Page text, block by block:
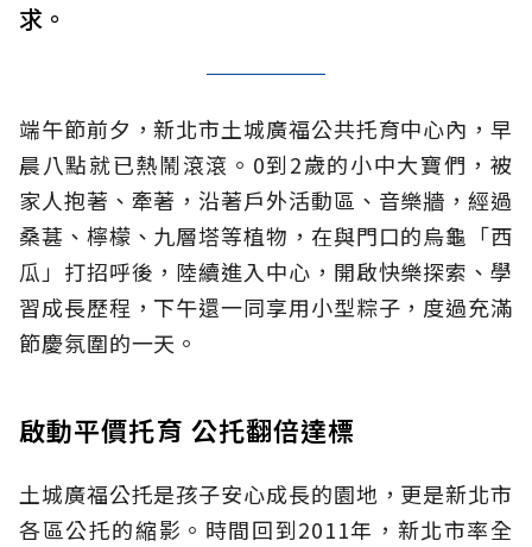
求。
端午節前夕，新北市土城廣福公共托育中心內，早
晨八點就已熱鬧滾滾。0到2歲的小中大寶們，被
家人抱著、牽著，沿著戶外活動區、音樂牆，經過
桑葚、檸檬、九層塔等植物，在與門口的烏龜「西
瓜」打招呼後，陸續進入中心，開啟快樂探索、學
習成長歷程，下午還一同享用小型粽子，度過充滿
節慶氛圍的一天。
啟動平價托育 公托翻倍達標
土城廣福公托是孩子安心成長的園地，更是新北市
各區公托的縮影。時間回到2011年，新北市率全